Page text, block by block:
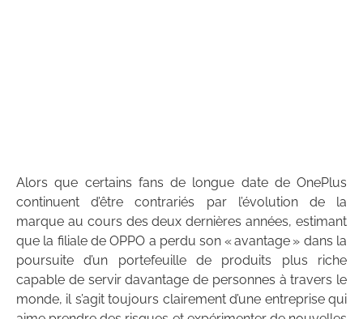
Alors que certains fans de longue date de OnePlus
continuent d’être contrariés par l’évolution de la
marque au cours des deux dernières années, estimant
que la filiale de OPPO a perdu son « avantage » dans la
poursuite d’un portefeuille de produits plus riche
capable de servir davantage de personnes à travers le
monde, il s’agit toujours clairement d’une entreprise qui